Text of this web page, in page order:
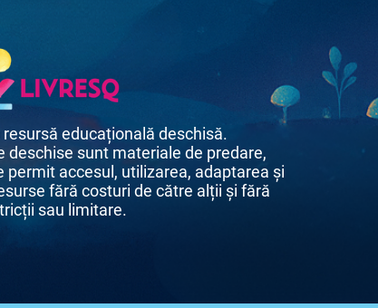
educațională deschisă.
deschise sunt materiale de predare,
permit accesul, utilizarea, adaptarea și
fără costuri de către alții și fără
sau limitare.